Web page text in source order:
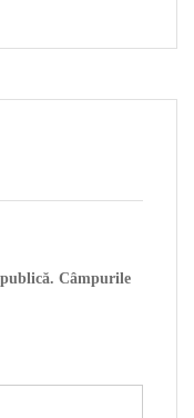
Câmpurile